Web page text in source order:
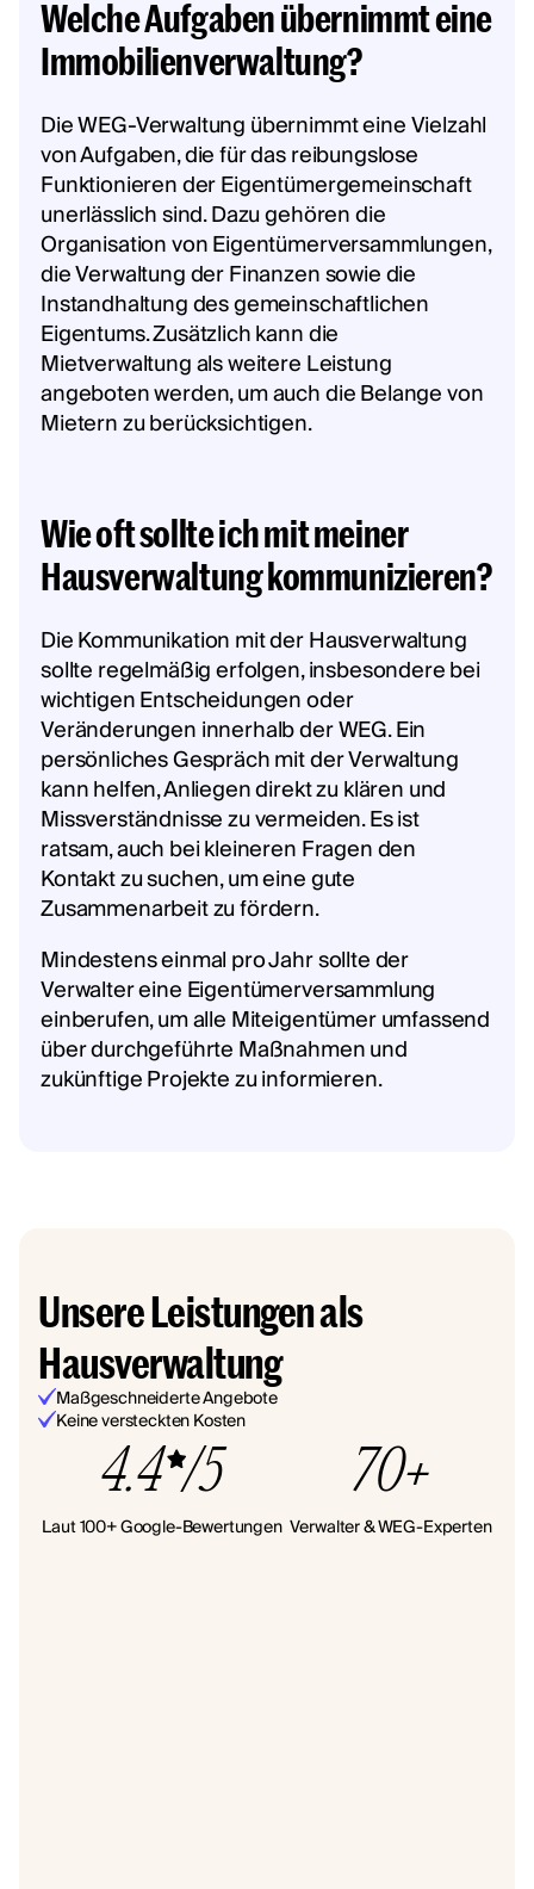
Welche Aufgaben übernimmt eine
Immobilienverwaltung?
Die WEG-Verwaltung übernimmt eine Vielzahl
von Aufgaben, die für das reibungslose
Funktionieren der Eigentümergemeinschaft
unerlässlich sind. Dazu gehören die
Organisation von Eigentümerversammlungen,
die Verwaltung der Finanzen sowie die
Instandhaltung des gemeinschaftlichen
Eigentums. Zusätzlich kann die
Mietverwaltung als weitere Leistung
angeboten werden, um auch die Belange von
Mietern zu berücksichtigen.
Wie oft sollte ich mit meiner
Hausverwaltung kommunizieren?
Die Kommunikation mit der Hausverwaltung
sollte regelmäßig erfolgen, insbesondere bei
wichtigen Entscheidungen oder
Veränderungen innerhalb der WEG. Ein
persönliches Gespräch mit der Verwaltung
kann helfen, Anliegen direkt zu klären und
Missverständnisse zu vermeiden. Es ist
ratsam, auch bei kleineren Fragen den
Kontakt zu suchen, um eine gute
Zusammenarbeit zu fördern.
Mindestens einmal pro Jahr sollte der
Verwalter eine Eigentümerversammlung
einberufen, um alle Miteigentümer umfassend
über durchgeführte Maßnahmen und
zukünftige Projekte zu informieren.
Unsere Leistungen als
Hausverwaltung
Maßgeschneiderte Angebote
Keine versteckten Kosten
4.4 /5
Laut 100+ Google-Bewertungen
70+
Verwalter & WEG-Experten